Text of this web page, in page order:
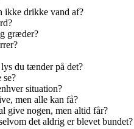
ikke drikke vand af?
græder?
du tænder på det?
se?
situation?
men alle kan få?
give nogen, men altid får?
det aldrig er blevet bundet?